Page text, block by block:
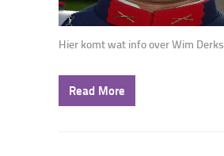
Hier komt wat info over Wim Derks
Read More